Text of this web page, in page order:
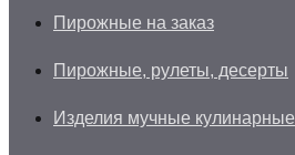
Пирожные на заказ
Пирожные, рулеты, десерты
Изделия мучные кулинарные